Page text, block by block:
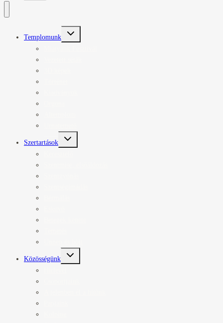
Templomunk
Toggle
Szertartások
Toggle
Közösségünk
Toggle